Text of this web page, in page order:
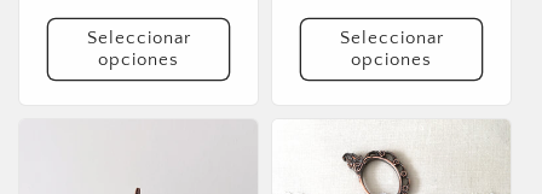
Seleccionar
opciones
oferta
Seleccionar
opciones